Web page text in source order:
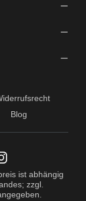
Blog
ist abhängig
zzgl.